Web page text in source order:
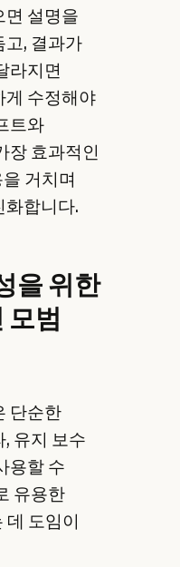
면 설명을
고, 결과가
라지면
게 수정해야
트와
장 효과적인
거치며
화합니다.
을 위한
모범
단순한
유지 보수
용할 수
유용한
데 도임이